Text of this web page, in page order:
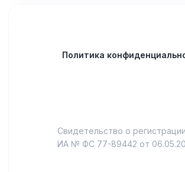
Политика
Свидетельство о
ИА № ФС 77-89442 от